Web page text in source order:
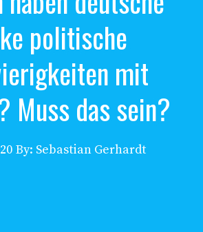
politische
mit
Muss das sein?
By: Sebastian Gerhardt